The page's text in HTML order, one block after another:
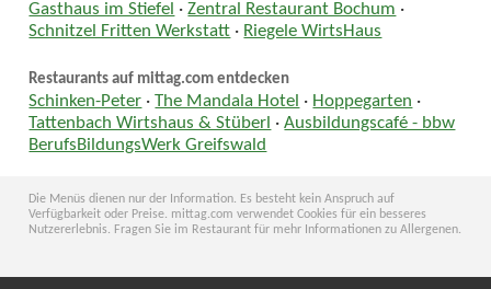
Gasthaus im Stiefel ·Zentral Restaurant Bochum ·
Schnitzel Fritten Werkstatt · Riegele WirtsHaus
Restaurants auf mittag.com entdecken
Schinken-Peter · The Mandala Hotel · Hoppegarten ·
Tattenbach Wirtshaus & Stüberl ·Ausbildungscafé - bbw
BerufsBildungsWerk Greifswald
Die Menüs dienen nur der Information. Es besteht kein Anspruch auf
Verfügbarkeit oder Preise. mittag.com verwendet Cookies für ein besseres
Nutzererlebnis. Fragen Sie im Restaurant für mehr Informationen zu Allergenen.